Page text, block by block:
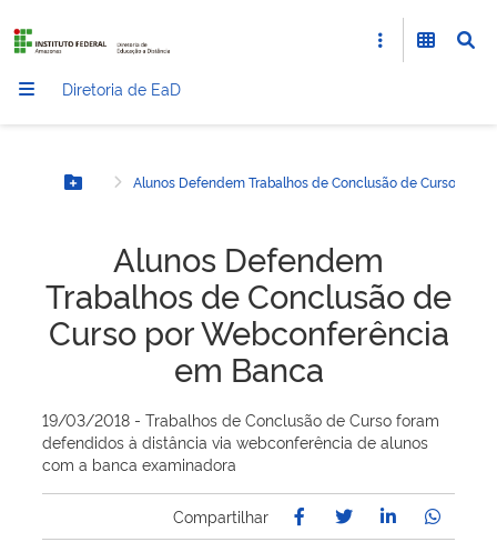
Diretoria de EaD
Botão MenuAlunos Defendem Trabalhos de Conclusão de Curso por
Alunos Defendem
Trabalhos de Conclusão de
Curso por Webconferência
em Banca
19/03/2018 - Trabalhos de Conclusão de Curso foram
defendidos à distância via webconferência de alunos
com a banca examinadora
Compartilhar